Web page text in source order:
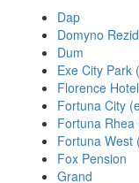
Dap
Domyno
Dum
Exe City Park
Florence Hotel
Fortuna City
Fortuna Rhea
Fortuna West
Fox Pension
Grand